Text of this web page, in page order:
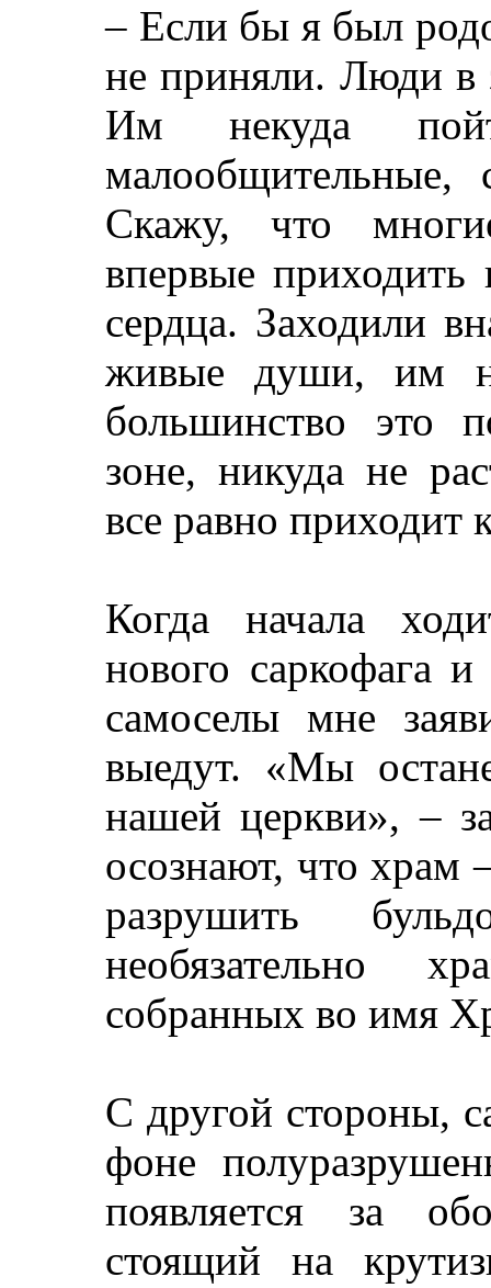
– Если бы я был
не приняли. Люди в
Им некуда
малообщительные,
Скажу, что
впервые
сердца. Заходили
живые души, им
большинство это
зоне, никуда не
все равно приходит
Когда начала
нового саркофага
самоселы мне
выедут. «Мы
нашей церкви», –
осознают, что храм
разрушить
необязательно
собранных во имя
С другой стороны,
фоне
появляется за
стоящий на